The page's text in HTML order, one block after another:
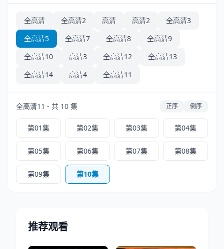
全高清 全高清2 高清 高清2
全高清3
全高清5
全高清7 全高清8
全高清9
全高清10
高清3 全高清12
全高清13
全高清14
高清4 全高清11
全高清11 - 共 10 集 正序 倒序
第01集 第02集 第03集 第04集
第05集 第06集 第07集 第08集
第09集 第10集
推荐观看